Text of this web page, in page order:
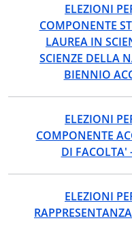
ELEZIONI
COMPONENTE
LAUREA IN
SCIENZE DELLA
BIENNIO
ELEZIONI
COMPONENTE
DI FACOLTA'
ELEZIONI